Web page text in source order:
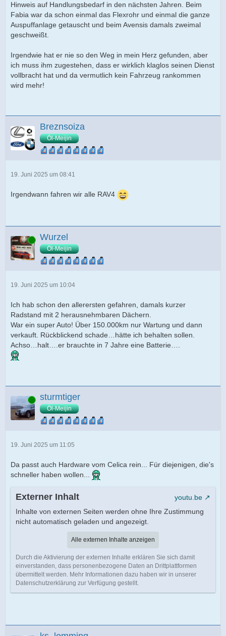
Hinweis auf Handlungsbedarf in den nächsten Jahren. Beim
Fabia war da schon einmal das Flexrohr und einmal die ganze
Auspuffanlage getauscht und beim Avensis damals zweimal
geschweißt.
Irgendwie hat er nie so den Weg in mein Herz gefunden, aber
ich muss ihm zugestehen, dass er wirklich klaglos seinen Dienst
vollbracht hat und da vermutlich kein Fahrzeug rankommen
wird mehr!
Breznsoiza
Öl-Meijin
19. Juni 2025 um 08:41
Irgendwann fahren wir alle RAV4
Online Wurzel
Öl-Meijin
19. Juni 2025 um 10:04
Ich hab schon den allerersten gefahren, damals kurzer
Radstand mit 2 herausnehmbaren Dächern.
War ein super Auto! Über 150.000km nur Wartung und dann
verkauft. Rückblickend schade…hätte ich behalten sollen.
Achso…halt….er brauchte in 7 Jahre eine Batterie….
Online sturmtiger
Öl-Meijin
19. Juni 2025 um 11:05
Da passt auch Hardware vom Celica rein... Für diejenigen, die's
schneller haben wollen...
Externer Inhalt
youtu.be
Inhalte von externen Seiten werden ohne Ihre Zustimmung
nicht automatisch geladen und angezeigt.
Alle externen Inhalte anzeigen
Durch die Aktivierung der externen Inhalte erklären Sie sich damit
einverstanden, dass personenbezogene Daten an Drittplattformen
übermittelt werden. Mehr Informationen dazu haben wir in unserer
Datenschutzerklärung zur Verfügung gestellt.